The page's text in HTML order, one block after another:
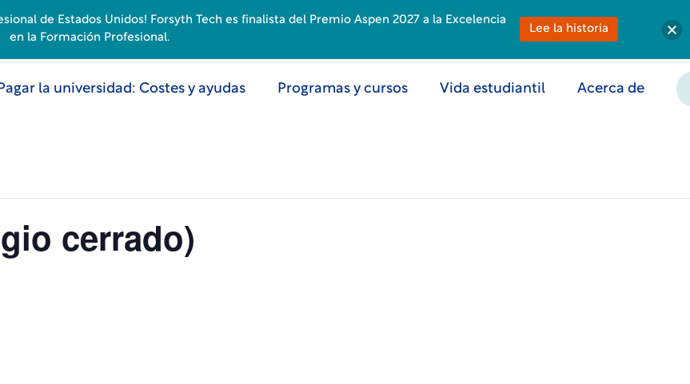
la universidad: Costes y ayudas Programas y cursos Vida estudiantil Acerca de
cerrado)
de Estados Unidos! Forsyth Tech es finalista del Premio Aspen 2027 a la Excelencia
en la Formación Profesional.
Lee la historia